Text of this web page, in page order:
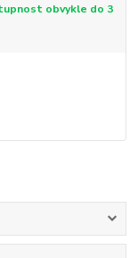
obvykle do 3